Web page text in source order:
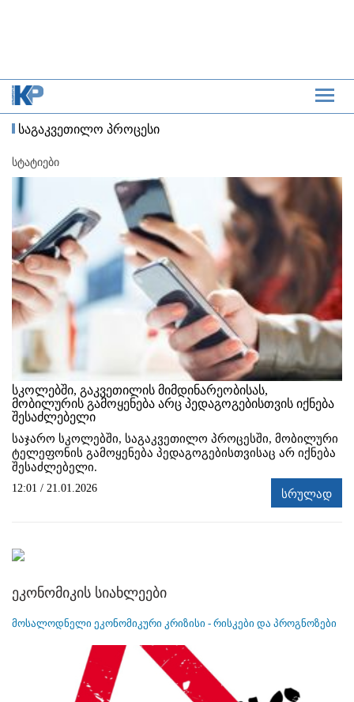
საგაკვეთილო პროცესი
სტატიები
სკოლებში, გაკვეთილის მიმდინარეობისას,
მობილურის გამოყენება არც პედაგოგებისთვის იქნება
შესაძლებელი
საჯარო სკოლებში, საგაკვეთილო პროცესში, მობილური
ტელეფონის გამოყენება პედაგოგებისთვისაც არ იქნება
შესაძლებელი.
12:01 / 21.01.2026 სრულად
ეკონომიკის სიახლეები
მოსალოდნელი ეკონომიკური კრიზისი - რისკები და პროგნოზები